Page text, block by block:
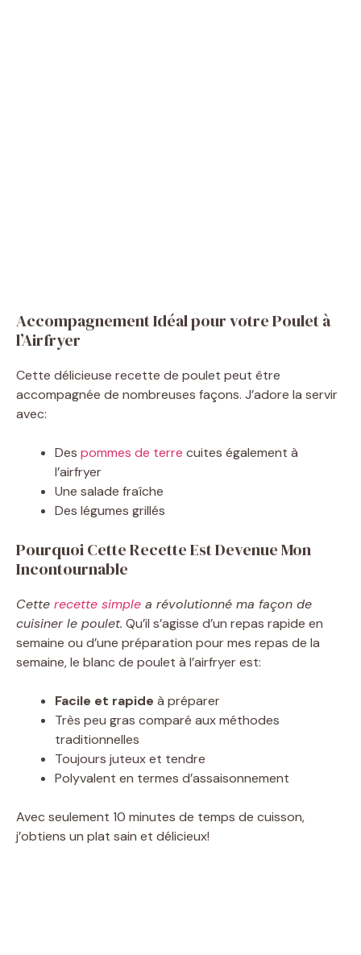
Accompagnement Idéal pour votre Poulet à
l’Airfryer
Cette délicieuse recette de poulet peut être
accompagnée de nombreuses façons. J’adore la servir
avec:
Des pommes de terre cuites également à
l’airfryer
Une salade fraîche
Des légumes grillés
Pourquoi Cette Recette Est Devenue Mon
Incontournable
Cette recette simple a révolutionné ma façon de
cuisiner le poulet. Qu’il s’agisse d’un repas rapide en
semaine ou d’une préparation pour mes repas de la
semaine, le blanc de poulet à l’airfryer est:
Facile et rapide à préparer
Très peu gras comparé aux méthodes
traditionnelles
Toujours juteux et tendre
Polyvalent en termes d’assaisonnement
Avec seulement 10 minutes de temps de cuisson,
j’obtiens un plat sain et délicieux!